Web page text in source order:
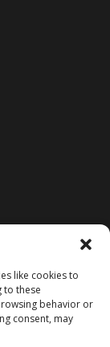
like cookies to
to these
behavior or
consent, may